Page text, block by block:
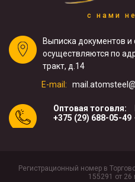
с нами
Выписка документов и
осуществляются по
тракт, д.14
E-mail:
Оптовая тоговля:
+375 (29) 688-05-49
Регистрационный номер в
155291 от 26